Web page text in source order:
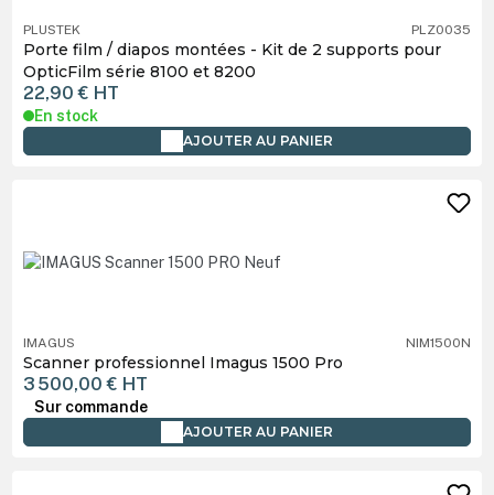
PLUSTEK PLZ0035
Porte film / diapos montées - Kit de 2 supports pour
OpticFilm série 8100 et 8200
22,90 € HT
En stock
AJOUTER AU PANIER
IMAGUS NIM1500N
Scanner professionnel Imagus 1500 Pro
3 500,00 € HT
Sur commande
AJOUTER AU PANIER